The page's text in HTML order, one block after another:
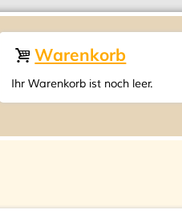
Warenkorb
Ihr Warenkorb ist noch leer.